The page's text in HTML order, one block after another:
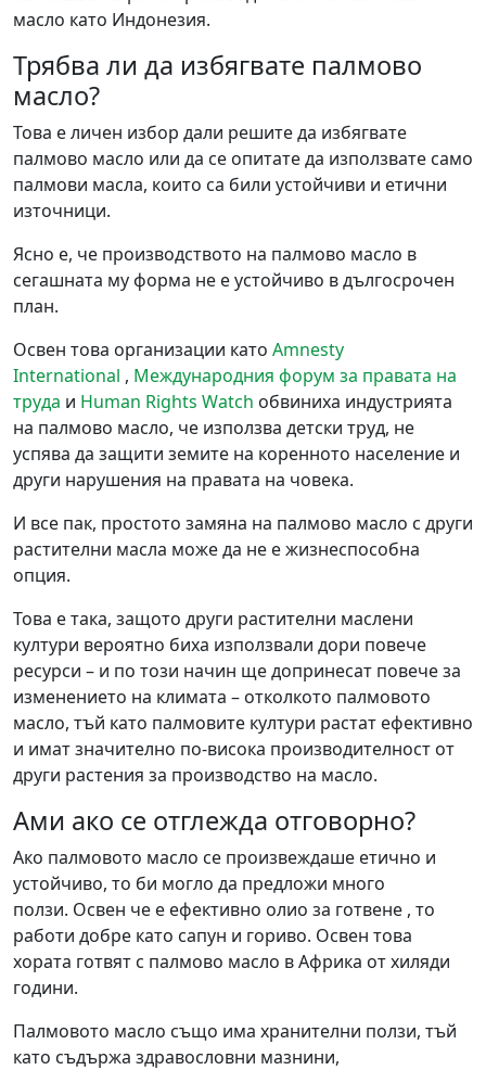
масло като Индонезия.
Трябва ли да избягвате палмово
масло?
Това е личен избор дали решите да избягвате
палмово масло или да се опитате да използвате само
палмови масла, които са били устойчиви и етични
източници.
Ясно е, че производството на палмово масло в
сегашната му форма не е устойчиво в дългосрочен
план.
Освен това организации като Amnesty
International , Международния форум за правата на
труда и Human Rights Watch обвиниха индустрията
на палмово масло, че използва детски труд, не
успява да защити земите на коренното население и
други нарушения на правата на човека.
И все пак, простото замяна на палмово масло с други
растителни масла може да не е жизнеспособна
опция.
Това е така, защото други растителни маслени
култури вероятно биха използвали дори повече
ресурси – и по този начин ще допринесат повече за
изменението на климата – отколкото палмовото
масло, тъй като палмовите култури растат ефективно
и имат значително по-висока производителност от
други растения за производство на масло.
Ами ако се отглежда отговорно?
Ако палмовото масло се произвеждаше етично и
устойчиво, то би могло да предложи много
ползи. Освен че е ефективно олио за готвене , то
работи добре като сапун и гориво. Освен това
хората готвят с палмово масло в Африка от хиляди
години.
Палмовото масло също има хранителни ползи, тъй
като съдържа здравословни мазнини,